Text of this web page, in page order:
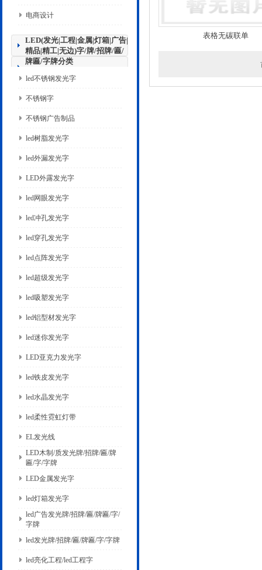
电商设计
LED(发光|工程|金属|灯箱|广告|
精品|精工|无边)字/牌/招牌/匾/
牌匾/字牌分类
led不锈钢发光字
不锈钢字
不锈钢广告制品
led树脂发光字
led外漏发光字
LED外露发光字
led网眼发光字
led冲孔发光字
led穿孔发光字
led点阵发光字
led超级发光字
led吸塑发光字
led铝型材发光字
led迷你发光字
LED亚克力发光字
led铁皮发光字
led水晶发光字
led柔性霓虹灯带
EL发光线
LED木制/质发光牌/招牌/匾/牌
匾/字/字牌
LED金属发光字
led灯箱发光字
led广告发光牌/招牌/匾/牌匾/字/
字牌
led发光牌/招牌/匾/牌匾/字/字牌
led亮化工程/led工程字
表格无碳联单